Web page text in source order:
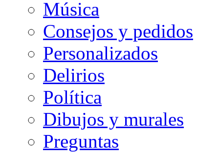
Música
Consejos y pedidos
Personalizados
Delirios
Política
Dibujos y murales
Preguntas